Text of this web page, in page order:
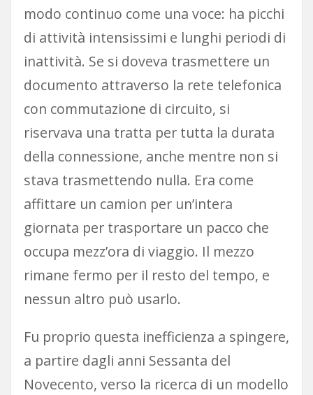
modo continuo come una voce: ha picchi
di attività intensissimi e lunghi periodi di
inattività. Se si doveva trasmettere un
documento attraverso la rete telefonica
con commutazione di circuito, si
riservava una tratta per tutta la durata
della connessione, anche mentre non si
stava trasmettendo nulla. Era come
affittare un camion per un’intera
giornata per trasportare un pacco che
occupa mezz’ora di viaggio. Il mezzo
rimane fermo per il resto del tempo, e
nessun altro può usarlo.
Fu proprio questa inefficienza a spingere,
a partire dagli anni Sessanta del
Novecento, verso la ricerca di un modello